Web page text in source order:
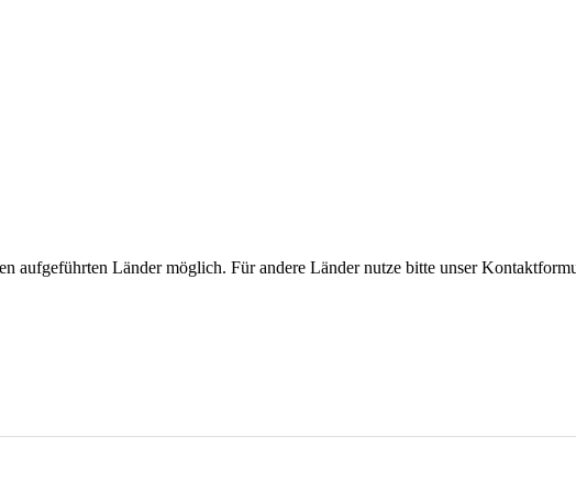
aufgeführten Länder möglich. Für andere Länder nutze bitte unser